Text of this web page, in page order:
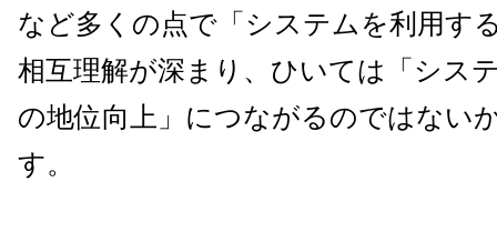
など多くの点で「システムを利用す
相互理解が深まり、ひいては「シス
の地位向上」につながるのではない
す。